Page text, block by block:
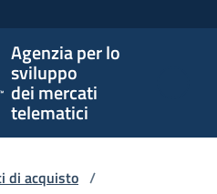
Agenzia per lo
sviluppo
dei mercati
telematici
di acquisto /